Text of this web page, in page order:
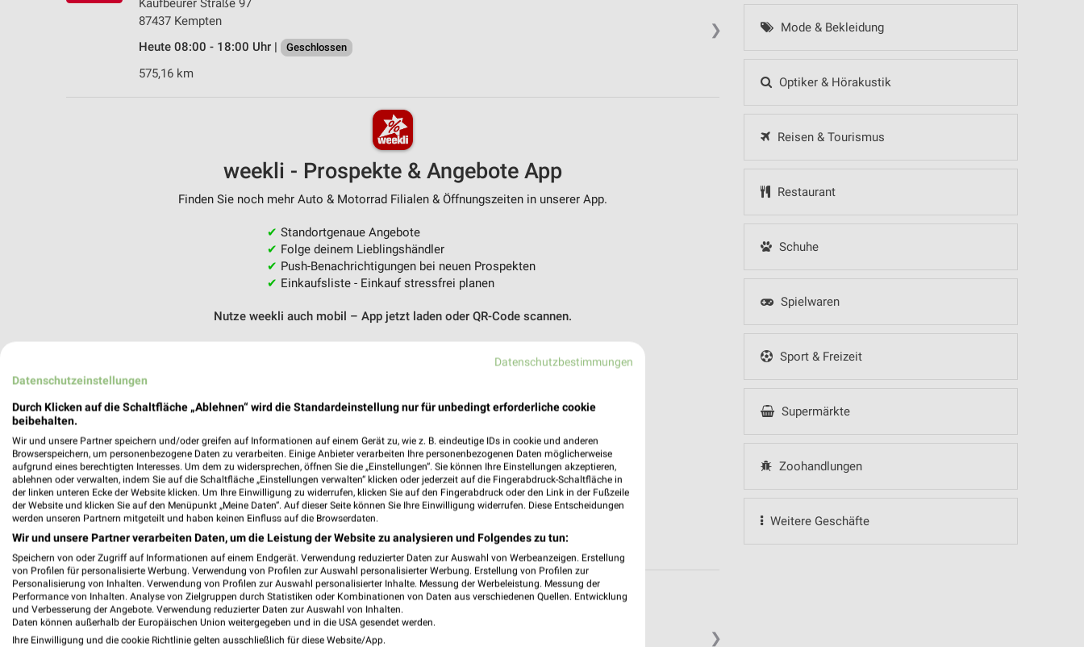
Mode & Bekleidung
Optiker & Hörakustik
Reisen & Tourismus
Restaurant
Schuhe
Spielwaren
Sport & Freizeit
Supermärkte
Zoohandlungen
Weitere Geschäfte
❯
Kaufbeurer Straße 97
87437 Kempten
Heute 08:00 - 18:00 Uhr |
Geschlossen
575,16 km
weekli - Prospekte & Angebote App
Finden Sie noch mehr Auto & Motorrad Filialen & Öffnungszeiten in unserer App.
✔ Standortgenaue Angebote
✔ Folge deinem Lieblingshändler
✔ Push-Benachrichtigungen bei neuen Prospekten
✔ Einkaufsliste - Einkauf stressfrei planen
Nutze weekli auch mobil – App jetzt laden oder QR-Code scannen.
❯
A.T.U Biberach
Ulmer Straße 84
88400 Biberach an der Riß
Datenschutzbestimmungen
Datenschutzeinstellungen
Durch Klicken auf die Schaltfläche „Ablehnen“ wird die Standardeinstellung nur für unbedingt erforderliche cookie
beibehalten.
Wir und unsere Partner speichern und/oder greifen auf Informationen auf einem Gerät zu, wie z. B. eindeutige IDs in cookie und anderen
Browserspeichern, um personenbezogene Daten zu verarbeiten. Einige Anbieter verarbeiten Ihre personenbezogenen Daten möglicherweise
aufgrund eines berechtigten Interesses. Um dem zu widersprechen, öffnen Sie die „Einstellungen“. Sie können Ihre Einstellungen akzeptieren,
ablehnen oder verwalten, indem Sie auf die Schaltfläche „Einstellungen verwalten“ klicken oder jederzeit auf die Fingerabdruck-Schaltfläche in
der linken unteren Ecke der Website klicken. Um Ihre Einwilligung zu widerrufen, klicken Sie auf den Fingerabdruck oder den Link in der Fußzeile
der Website und klicken Sie auf den Menüpunkt „Meine Daten“. Auf dieser Seite können Sie Ihre Einwilligung widerrufen. Diese Entscheidungen
werden unseren Partnern mitgeteilt und haben keinen Einfluss auf die Browserdaten.
Wir und unsere Partner verarbeiten Daten, um die Leistung der Website zu analysieren und Folgendes zu tun:
Speichern von oder Zugriff auf Informationen auf einem Endgerät. Verwendung reduzierter Daten zur Auswahl von Werbeanzeigen. Erstellung
von Profilen für personalisierte Werbung. Verwendung von Profilen zur Auswahl personalisierter Werbung. Erstellung von Profilen zur
Personalisierung von Inhalten. Verwendung von Profilen zur Auswahl personalisierter Inhalte. Messung der Werbeleistung. Messung der
Performance von Inhalten. Analyse von Zielgruppen durch Statistiken oder Kombinationen von Daten aus verschiedenen Quellen. Entwicklung
und Verbesserung der Angebote. Verwendung reduzierter Daten zur Auswahl von Inhalten.
Daten können außerhalb der Europäischen Union weitergegeben und in die USA gesendet werden.
Ihre Einwilligung und die cookie Richtlinie gelten ausschließlich für diese Website/App.